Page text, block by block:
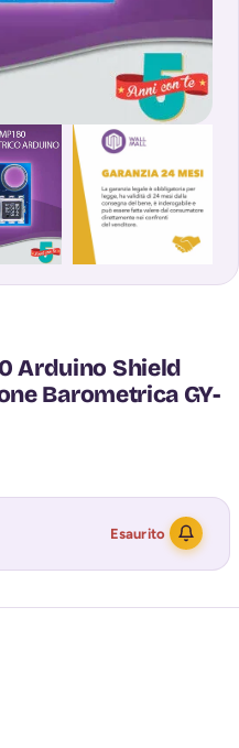
Arduino Shield
Barometrica GY-
Esaurito